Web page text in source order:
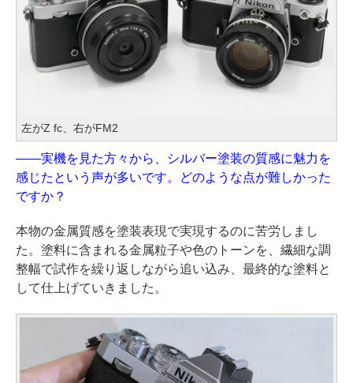
左がZ fc、右がFM2
——実機を見た方々から、シルバー塗装の質感に魅力を
感じたという声が多いです。どのような点が難しかった
ですか？
本物の金属質感を塗装表現で実現するのに苦労しまし
た。塗料に含まれる金属粒子や色のトーンを、繊細な調
整幅で試作を繰り返しながら追い込み、最終的な塗料と
して仕上げていきました。